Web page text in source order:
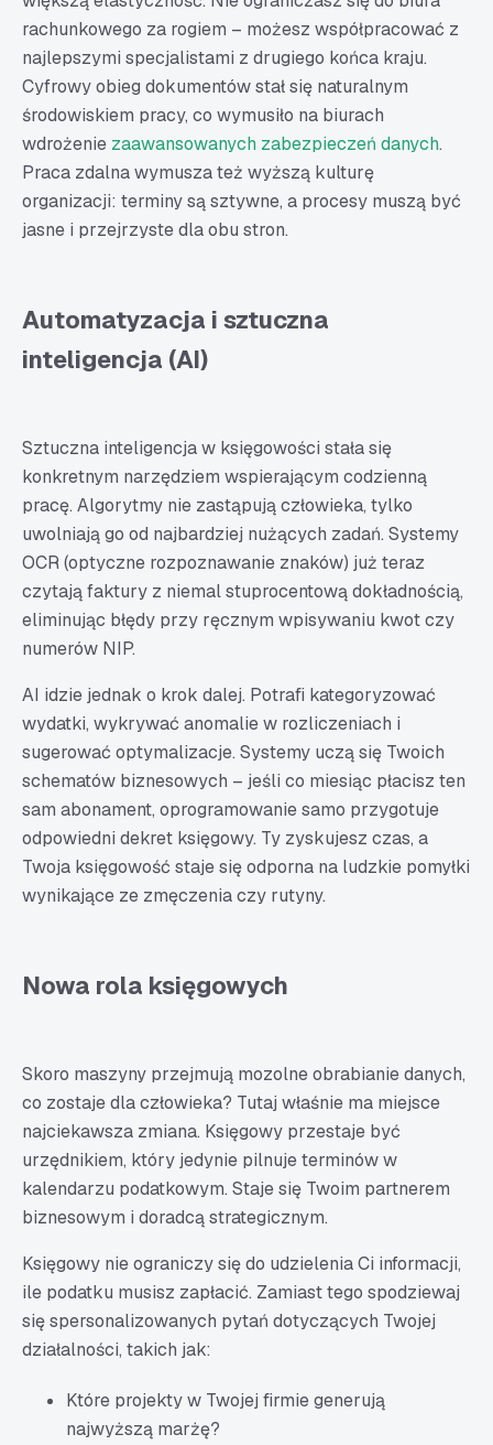
rachunkowego za rogiem – możesz współpracować z
najlepszymi specjalistami z drugiego końca kraju.
Cyfrowy obieg dokumentów stał się naturalnym
środowiskiem pracy, co wymusiło na biurach
wdrożenie zaawansowanych zabezpieczeń danych.
Praca zdalna wymusza też wyższą kulturę
organizacji: terminy są sztywne, a procesy muszą być
jasne i przejrzyste dla obu stron.
Automatyzacja i sztuczna
inteligencja (AI)
Sztuczna inteligencja w księgowości stała się
konkretnym narzędziem wspierającym codzienną
pracę. Algorytmy nie zastąpują człowieka, tylko
uwolniają go od najbardziej nużących zadań. Systemy
OCR (optyczne rozpoznawanie znaków) już teraz
czytają faktury z niemal stuprocentową dokładnością,
eliminując błędy przy ręcznym wpisywaniu kwot czy
numerów NIP.
AI idzie jednak o krok dalej. Potrafi kategoryzować
wydatki, wykrywać anomalie w rozliczeniach i
sugerować optymalizacje. Systemy uczą się Twoich
schematów biznesowych – jeśli co miesiąc płacisz ten
sam abonament, oprogramowanie samo przygotuje
odpowiedni dekret księgowy. Ty zyskujesz czas, a
Twoja księgowość staje się odporna na ludzkie pomyłki
wynikające ze zmęczenia czy rutyny.
Nowa rola księgowych
Skoro maszyny przejmują mozolne obrabianie danych,
co zostaje dla człowieka? Tutaj właśnie ma miejsce
najciekawsza zmiana. Księgowy przestaje być
urzędnikiem, który jedynie pilnuje terminów w
kalendarzu podatkowym. Staje się Twoim partnerem
biznesowym i doradcą strategicznym.
Księgowy nie ograniczy się do udzielenia Ci informacji,
ile podatku musisz zapłacić. Zamiast tego spodziewaj
się spersonalizowanych pytań dotyczących Twojej
działalności, takich jak:
Które projekty w Twojej firmie generują
najwyższą marżę?